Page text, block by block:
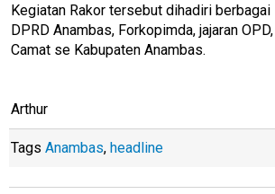
Kegiatan Rakor tersebut dihadiri berbagai
DPRD Anambas, Forkopimda, jajaran
Camat se Kabupaten Anambas.
Arthur
Tags Anambas, headline